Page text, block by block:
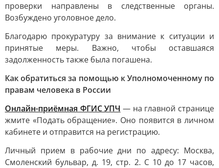
проверки направлены в следственные органы.
Возбуждено уголовное дело.
Благодарю прокуратуру за внимание к ситуации и
принятые меры. Важно, чтобы оставшаяся
задолженность также была погашена.
Как обратиться за помощью к Уполномоченному по
правам человека в России
Онлайн-приёмная ФГИС УПЧ — на главной странице
жмите «Подать обращение». Оно появится в личном
кабинете и отправится на регистрацию.
Личный прием в рабочие дни по адресу: Москва,
Смоленский бульвар, д. 19, стр. 2. С 10 до 17 часов,